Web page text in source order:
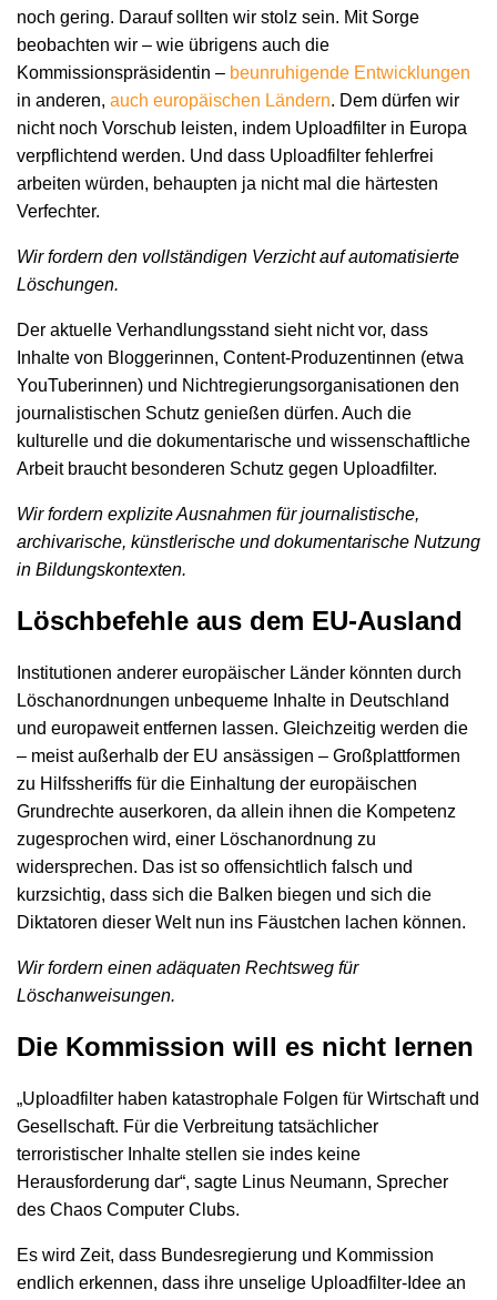
noch gering. Darauf sollten wir stolz sein. Mit Sorge
beobachten wir – wie übrigens auch die
Kommissionspräsidentin – beunruhigende Entwicklungen
in anderen, auch europäischen Ländern. Dem dürfen wir
nicht noch Vorschub leisten, indem Uploadfilter in Europa
verpflichtend werden. Und dass Uploadfilter fehlerfrei
arbeiten würden, behaupten ja nicht mal die härtesten
Verfechter.
Wir fordern den vollständigen Verzicht auf automatisierte
Löschungen.
Der aktuelle Verhandlungsstand sieht nicht vor, dass
Inhalte von Bloggerinnen, Content-Produzentinnen (etwa
YouTuberinnen) und Nichtregierungsorganisationen den
journalistischen Schutz genießen dürfen. Auch die
kulturelle und die dokumentarische und wissenschaftliche
Arbeit braucht besonderen Schutz gegen Uploadfilter.
Wir fordern explizite Ausnahmen für journalistische,
archivarische, künstlerische und dokumentarische Nutzung
in Bildungskontexten.
Löschbefehle aus dem EU-Ausland
Institutionen anderer europäischer Länder könnten durch
Löschanordnungen unbequeme Inhalte in Deutschland
und europaweit entfernen lassen. Gleichzeitig werden die
– meist außerhalb der EU ansässigen – Großplattformen
zu Hilfssheriffs für die Einhaltung der europäischen
Grundrechte auserkoren, da allein ihnen die Kompetenz
zugesprochen wird, einer Löschanordnung zu
widersprechen. Das ist so offensichtlich falsch und
kurzsichtig, dass sich die Balken biegen und sich die
Diktatoren dieser Welt nun ins Fäustchen lachen können.
Wir fordern einen adäquaten Rechtsweg für
Löschanweisungen.
Die Kommission will es nicht lernen
„Uploadfilter haben katastrophale Folgen für Wirtschaft und
Gesellschaft. Für die Verbreitung tatsächlicher
terroristischer Inhalte stellen sie indes keine
Herausforderung dar“, sagte Linus Neumann, Sprecher
des Chaos Computer Clubs.
Es wird Zeit, dass Bundesregierung und Kommission
endlich erkennen, dass ihre unselige Uploadfilter-Idee an